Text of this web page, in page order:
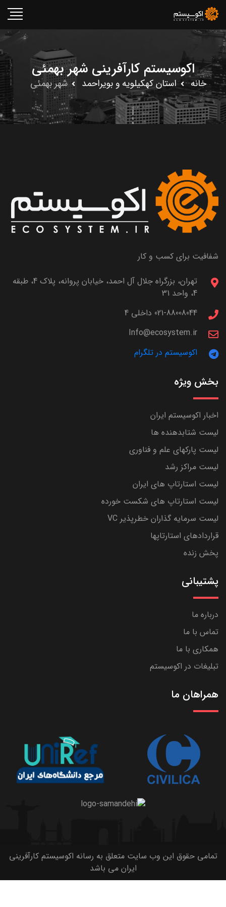
اکوسیستم کارآفرینی شهر بهمئى
خانه استان کهکيلويه و بويراحمد شهر بهمئى
شفافیت برای کسب و کار
تهران، بزرگراه جلال آل احمد، خیابان پروانه، پلاک 4، طبقه
4، واحد 31
021-88008044 داخلی 4
Info@ecosystem.ir
اکوسیستم در تلگرام
بخش ویژه
اخبار اکوسیستم ایران
لیست شتابدهنده ها
لیست پارکهای علم و فناوری
لیست مراکز رشد
لیست استارتاپ های ایران
لیست استارتاپ های شکست خورده
لیست سرمایه گذاران خطرپذیر VC
قراردادهای استارتاپها
پخش زنده
پشتیبانی
درباره ما
تماس با ما
همکاری با ما
تبلیغات در اکوسیستم
همراهان ما
تمامی حقوق این وب سایت متعلق به رسانه اکوسیستم کارآفرینی
ایران می باشد